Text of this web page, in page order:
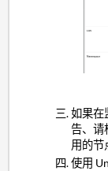
如果在
告、请
用的节
使用